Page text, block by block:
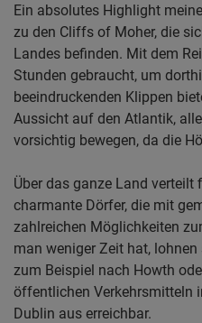
Ein absolutes Highlight
zu den Cliffs of Moher, die
Landes befinden. Mit dem
Stunden gebraucht, um
beeindruckenden Klippen
Aussicht auf den Atlantik,
vorsichtig bewegen, da die
Über das ganze Land verteilt
charmante Dörfer, die mit
zahlreichen Möglichkeiten
man weniger Zeit hat,
zum Beispiel nach Howth
öffentlichen Verkehrsmitteln
Dublin aus erreichbar.